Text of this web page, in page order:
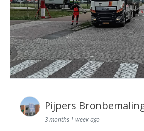
Pijpers
3 months 1 week ago